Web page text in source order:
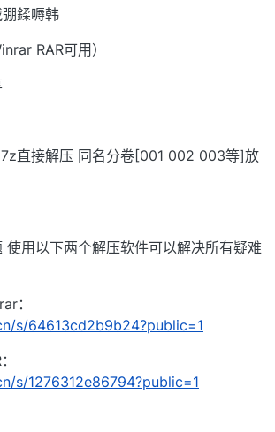
鍒嗕韩
RAR可用）
直接解压 同名分卷[001 002 003等]放
使用以下两个解压软件可以解决所有疑难
：
s/64613cd2b9b24?public=1
s/1276312e86794?public=1